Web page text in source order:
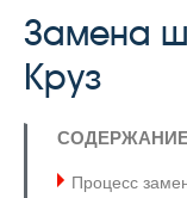
Замена
Круз
Процесс